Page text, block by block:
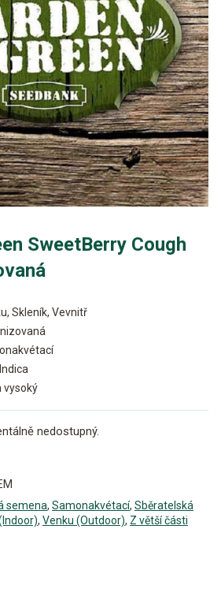
SweetBerry Cough
Skleník, Vevnitř
vysoký
nedostupný.
semena, Samonakvétací, Sběratelská
, Venku (Outdoor), Z větší části